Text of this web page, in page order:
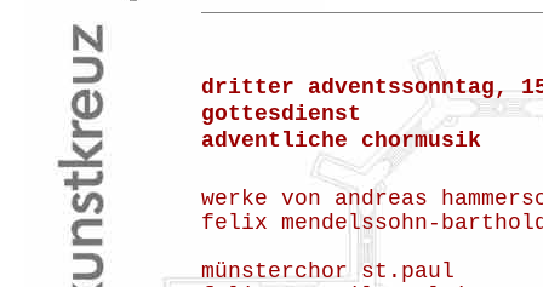
dritter adventssonntag,
gottesdienst
adventliche chormusik
werke von andreas
felix mendelssohn-
münsterchor st.paul